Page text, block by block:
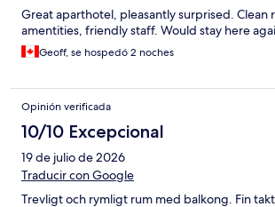
Great aparthotel, pleasantly surprised. Clean
amentities, friendly staff. Would stay here
Geoff, se hospedó 2 noches
Opinión verificada
10/10 Excepcional
19 de julio de 2026
Traducir con Google
Trevligt och rymligt rum med balkong. Fin